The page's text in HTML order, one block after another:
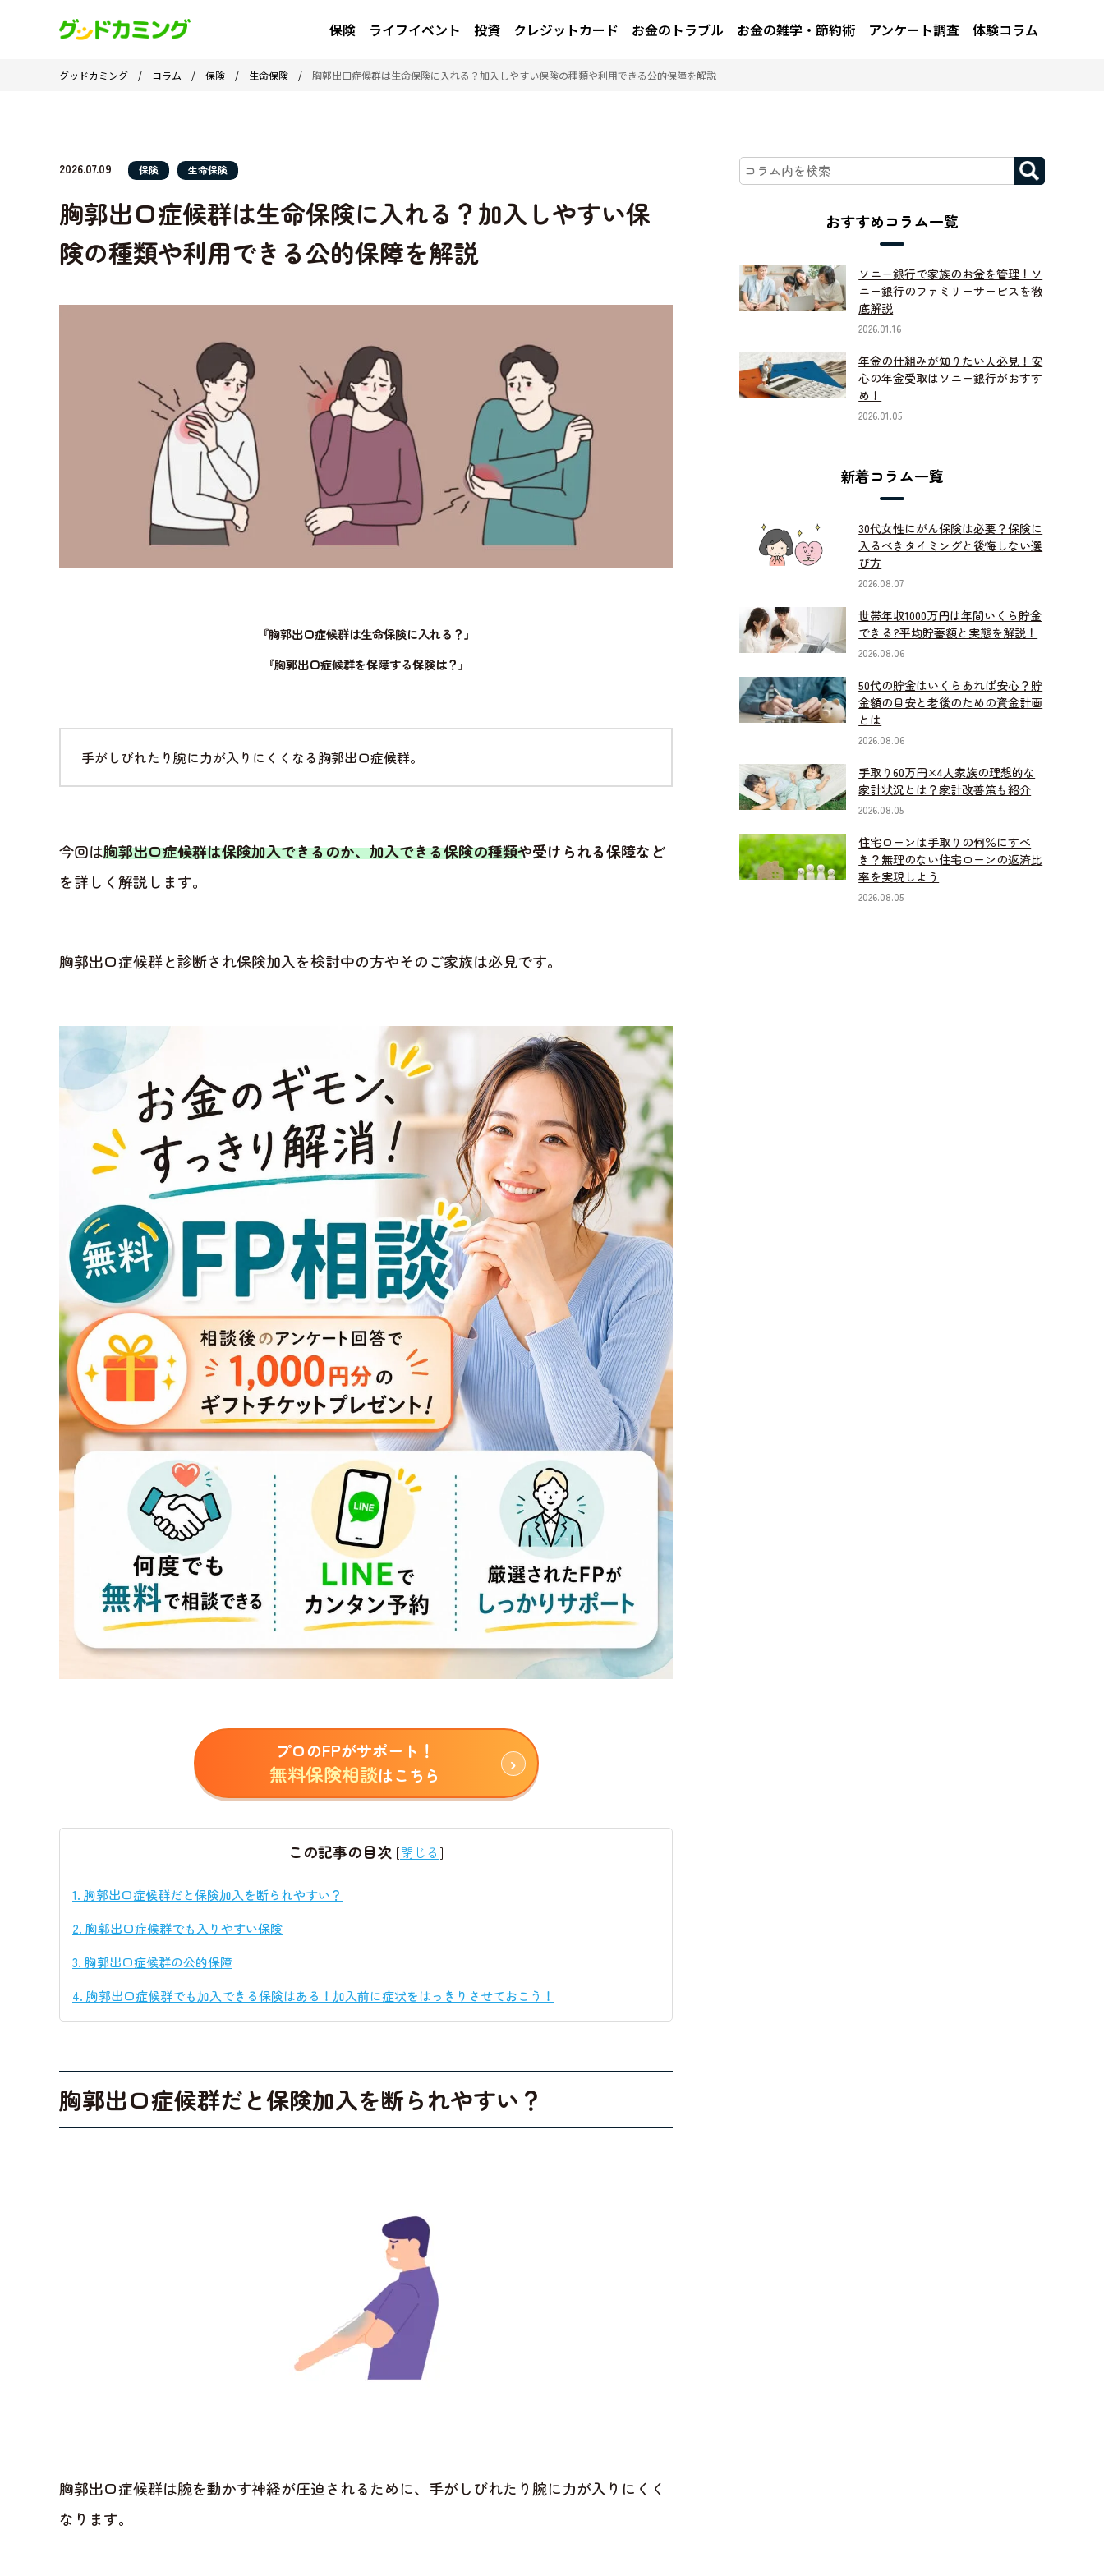
保険 ライフイベント 投資 クレジットカード お金のトラブル お金の雑学・節約術 アンケート調査 体験コラム
グッドカミング / コラム / 保険 / 生命保険 / 胸郭出口症候群は生命保険に入れる？加入しやすい保険の種類や利用できる公的保障を解説
2026.07.09 保険 生命保険
胸郭出口症候群は生命保険に入れる？加入しやすい保
険の種類や利用できる公的保障を解説
『胸郭出口症候群は生命保険に入れる？』
『胸郭出口症候群を保障する保険は？』
手がしびれたり腕に力が入りにくくなる胸郭出口症候群。
今回は胸郭出口症候群は保険加入できるのか、加入できる保険の種類や受けられる保障など
を詳しく解説します。
胸郭出口症候群と診断され保険加入を検討中の方やそのご家族は必見です。
プロのFPがサポート！
無料保険相談はこちら
この記事の目次 [閉じる ]
1. 胸郭出口症候群だと保険加入を断られやすい？
2. 胸郭出口症候群でも入りやすい保険
3. 胸郭出口症候群の公的保障
4. 胸郭出口症候群でも加入できる保険はある！加入前に症状をはっきりさせておこう！
胸郭出口症候群だと保険加入を断られやすい？
胸郭出口症候群は腕を動かす神経が圧迫されるために、手がしびれたり腕に力が入りにくく
なります。
おすすめコラム一覧
ソニー銀行で家族のお金を管理！ソ
ニー銀行のファミリーサービスを徹
底解説
2026.01.16
年金の仕組みが知りたい人必見！安
心の年金受取はソニー銀行がおすす
め！
2026.01.05
新着コラム一覧
30代女性にがん保険は必要？保険に
入るべきタイミングと後悔しない選
び方
2026.08.07
世帯年収1000万円は年間いくら貯金
できる?平均貯蓄額と実態を解説！
2026.08.06
50代の貯金はいくらあれば安心？貯
金額の目安と老後のための資金計画
とは
2026.08.06
手取り60万円×4人家族の理想的な
家計状況とは？家計改善策も紹介
2026.08.05
住宅ローンは手取りの何％にすべ
き？無理のない住宅ローンの返済比
率を実現しよう
2026.08.05